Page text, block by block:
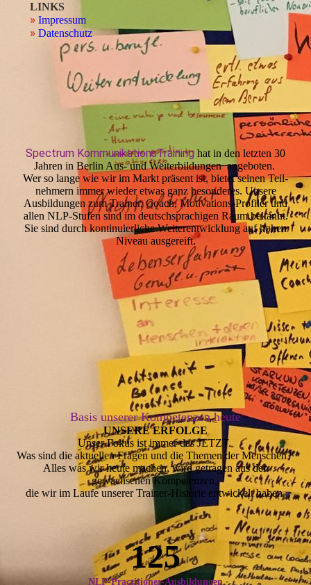
LINKS
» Impressum
» Datenschutz
Spectrum KommunikationsTraining hat in den letzten 30
Jahren in Berlin Aus- und Weiter­bildun­gen angeboten.
Wer so lange wie wir im Markt präsent ist, bietet seinen Teil­
nehmern immer wieder etwas ganz besonderes. Unsere
Ausbildungen zum Trainer, Coach, Motivations-Profiler und
allen NLP-Stufen sind im deutschsprachigen Raum bekannt.
Sie sind durch kontinuierliche Weiterentwicklung auf hohen
Niveau ausgereift.
Basis unserer Kompetenzen heute
UNSERE ERFOLGE
Unser Fokus ist immer das JETZT.
Was sind die aktuellen Fragen und die Themen der Menschen?
Alles was wir heute machen, wird getragen aus den
gewachsenen Kompetenzen,
die wir im Laufe unserer Trainer-Historie entwickelt haben.
125
NLP-Practitioner-Ausbildungen